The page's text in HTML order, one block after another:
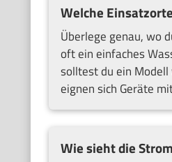
Welche
Überlege genau, wo
oft ein einfaches
solltest du ein
eignen sich Geräte
Wie sieht die